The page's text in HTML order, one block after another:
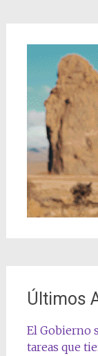
Últimos
El Gobierno
tareas que